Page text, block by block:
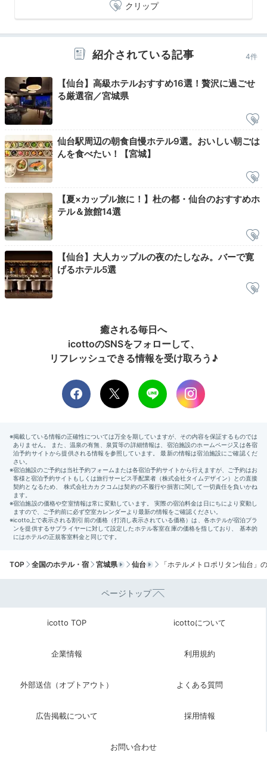
できます。「仙台城跡」は、伊達政宗公が築いた城の跡
としてもおすすめ！
Return trip
17:00
駅近でゆったり過ごす
寛ぎの2日間
「ホテルメトロポリタン仙台」は、駅直結という便利な
立地に加えて、ホテル内で寛ぎの時間を過ごせるのが魅
力。多彩なレストランでの夕食や仙台名物が揃う朝食も
楽しんで、宮城旅を満喫しましょう♪
今回紹介したスポット
仙台、あおば通、宮城野通 / カフェ、ケ
シャルール
宮城県仙台市青葉区中央1-1-1 ホテ
ポリタン仙台
クリップ
紹介されている記事 4件
【仙台】高級ホテルおすすめ16選！贅沢に過ごせ
る厳選宿／宮城県
仙台駅周辺の朝食自慢ホテル9選。おいしい朝ごは
んを食べたい！【宮城】
【夏×カップル旅に！】杜の都・仙台のおすすめホ
テル＆旅館14選
【仙台】大人カップルの夜のたしなみ。バーで寛
げるホテル5選
癒される毎日へ
icottoのSNSをフォローして、
リフレッシュできる情報を受け取ろう♪
TOP 全国のホテル・宿 宮城県 仙台 「ホテルメトロポリタン仙台」
ページトップ
icotto TOP icottoについて
企業情報 利用規約
外部送信（オプトアウト） よくある質問
広告掲載について 採用情報
お問い合わせ